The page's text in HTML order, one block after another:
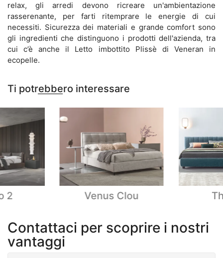
relax, gli arredi devono ricreare un'ambientazione
rasserenante, per farti ritemprare le energie di cui
necessiti. Sicurezza dei materiali e grande comfort sono
gli ingredienti che distinguono i prodotti dell'azienda, tra
cui c’è anche il Letto imbottito Plissè di Veneran in
ecopelle.
Ti potrebbero interessare
2 Venus Clou
Contattaci per scoprire i nostri
vantaggi